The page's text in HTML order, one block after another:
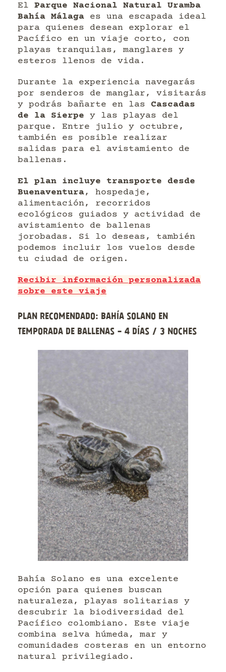
El Parque Nacional Natural Uramba
Bahía Málaga es una escapada ideal
para quienes desean explorar el
Pacífico en un viaje corto, con
playas tranquilas, manglares y
esteros llenos de vida.
Durante la experiencia navegarás
por senderos de manglar, visitarás
y podrás bañarte en las Cascadas
de la Sierpe y las playas del
parque. Entre julio y octubre,
también es posible realizar
salidas para el avistamiento de
ballenas.
El plan incluye transporte desde
Buenaventura, hospedaje,
alimentación, recorridos
ecológicos guiados y actividad de
avistamiento de ballenas
jorobadas. Si lo deseas, también
podemos incluir los vuelos desde
tu ciudad de origen.
Recibir información personalizada
sobre este viaje
Plan recomendado: Bahía Solano en
temporada de ballenas - 4 días / 3 noches
Bahía Solano es una excelente
opción para quienes buscan
naturaleza, playas solitarias y
descubrir la biodiversidad del
Pacífico colombiano. Este viaje
combina selva húmeda, mar y
comunidades costeras en un entorno
natural privilegiado.